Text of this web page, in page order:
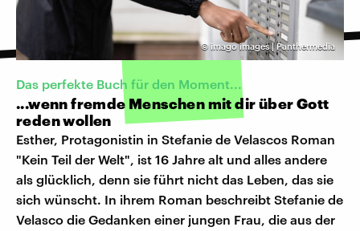
©imago images | Panthermedia
Das perfekte Buch für den Moment...
...wenn fremde Menschen mit dir über Gott
reden wollen
Esther, Protagonistin in Stefanie de Velascos Roman
"Kein Teil der Welt", ist 16 Jahre alt und alles andere
als glücklich, denn sie führt nicht das Leben, das sie
sich wünscht. In ihrem Roman beschreibt Stefanie de
Velasco die Gedanken einer jungen Frau, die aus der